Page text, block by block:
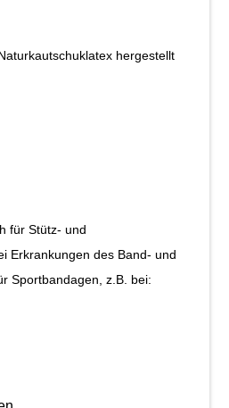
hergestellt
für Stütz- und
Erkrankungen des Band- und
Sportbandagen, z.B. bei: